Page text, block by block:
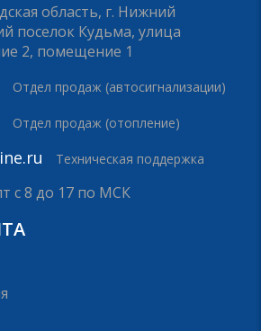
область, г. Нижний
поселок Кудьма, улица
2, помещение 1
Отдел продаж (автосигнализации)
Отдел продаж (отопление)
Техническая поддержка
с 8 до 17 по МСК